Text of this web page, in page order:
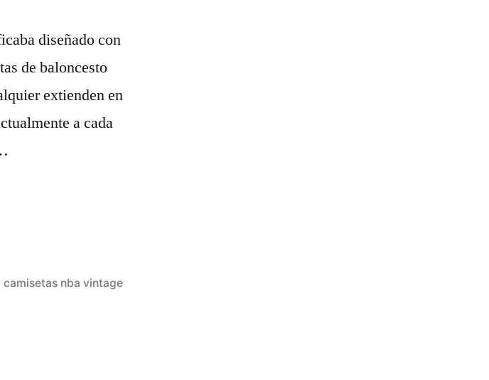
diseñado con
de baloncesto
extienden en
a cada
camisetas nba vintage